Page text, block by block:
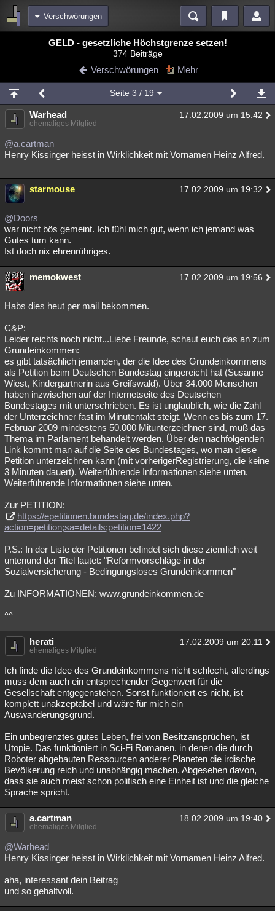
Verschwörungen
Blogs Videos
Chat Wiki Neuigkeiten
meine Rubriken
Menschen Mystery Kriminalfälle
Spiritualität
weitere Rubriken
Philosophie
Astronomie Helpdesk Gruppen Gaming Filme
Musik Clash Verbesserungen
Übersichten
Besucht
GELD - gesetzliche Höchstgrenze setzen!
374 Beiträge
Verschwörungen Mehr
Seite 3 / 19
Warhead 17.02.2009 um 15:42
ehemaliges Mitglied
@a.cartman
Henry Kissinger heisst in Wirklichkeit mit Vornamen Heinz Alfred.
starmouse 17.02.2009 um 19:32
@Doors
war nicht bös gemeint. Ich fühl mich gut, wenn ich jemand was
Gutes tum kann.
Ist doch nix ehrenrühriges.
memokwest 17.02.2009 um 19:56
Habs dies heut per mail bekommen.
C&P:
Leider reichts noch nicht...Liebe Freunde, schaut euch das an zum
Grundeinkommen:
es gibt tatsächlich jemanden, der die Idee des Grundeinkommens
als Petition beim Deutschen Bundestag eingereicht hat (Susanne
Wiest, Kindergärtnerin aus Greifswald). Über 34.000 Menschen
haben inzwischen auf der Internetseite des Deutschen
Bundestages mit unterschrieben. Es ist unglaublich, wie die Zahl
der Unterzeichner fast im Minutentakt steigt. Wenn es bis zum 17.
Februar 2009 mindestens 50.000 Mitunterzeichner sind, muß das
Thema im Parlament behandelt werden. Über den nachfolgenden
Link kommt man auf die Seite des Bundestages, wo man diese
Petition unterzeichnen kann (mit vorherigerRegistrierung, die keine
3 Minuten dauert). Weiterführende Informationen siehe unten.
Weiterführende Informationen siehe unten.
Zur PETITION:
https://epetitionen.bundestag.de/index.php?
action=petition;sa=details;petition=1422
P.S.: In der Liste der Petitionen befindet sich diese ziemlich weit
untenund der Titel lautet: "Reformvorschläge in der
Sozialversicherung - Bedingungsloses Grundeinkommen"
Zu INFORMATIONEN: www.grundeinkommen.de
^^
herati 17.02.2009 um 20:11
ehemaliges Mitglied
Ich finde die Idee des Grundeinkommens nicht schlecht, allerdings
muss dem auch ein entsprechender Gegenwert für die
Gesellschaft entgegenstehen. Sonst funktioniert es nicht, ist
komplett unakzeptabel und wäre für mich ein
Auswanderungsgrund.
Ein unbegrenztes gutes Leben, frei von Besitzansprüchen, ist
Utopie. Das funktioniert in Sci-Fi Romanen, in denen die durch
Roboter abgebauten Ressourcen anderer Planeten die irdische
Bevölkerung reich und unabhängig machen. Abgesehen davon,
dass sie auch meist schon politisch eine Einheit ist und die gleiche
Sprache spricht.
a.cartman 18.02.2009 um 19:40
ehemaliges Mitglied
@Warhead
Henry Kissinger heisst in Wirklichkeit mit Vornamen Heinz Alfred.
aha, interessant dein Beitrag
und so gehaltvoll.